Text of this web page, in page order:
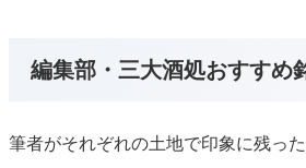
編集部・三大酒処おすすめ
筆者がそれぞれの土地で印象に残った